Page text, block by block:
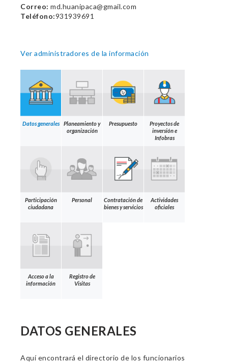
Correo: md.huanipaca@gmail.com
Teléfono:931939691
Ver administradores de la información
Datos generales
Planeamiento y
organización
Presupuesto
Proyectos de
inversión e
Infobras
Participación
ciudadana
Personal
Contratación de
bienes y servicios
Actividades
oficiales
Acceso a la
información
Registro de
Visitas
DATOS GENERALES
Aquí encontrará el directorio de los funcionarios